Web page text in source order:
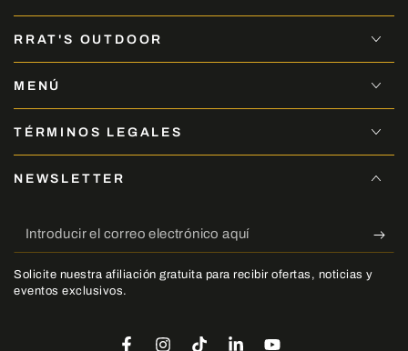
RRAT'S OUTDOOR
MENÚ
TÉRMINOS LEGALES
NEWSLETTER
Introducir
el
correo
Solicite nuestra afiliación gratuita para recibir ofertas, noticias y
eventos exclusivos.